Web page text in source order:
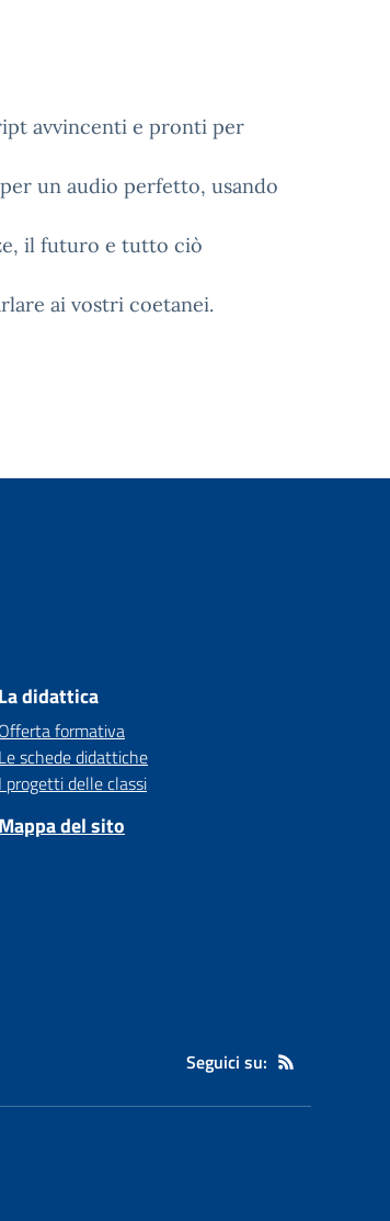
avvincenti e pronti per
un audio perfetto, usando
il futuro e tutto ciò
ai vostri coetanei.
La didattica
Offerta formativa
Le schede didattiche
I progetti delle classi
Mappa del sito
Seguici su: